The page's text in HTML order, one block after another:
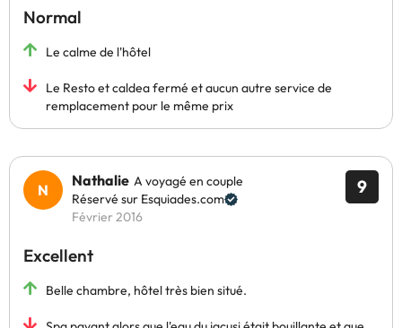
Normal
Le calme de l'hôtel
Le Resto et caldea fermé et aucun autre service de
remplacement pour le même prix
9
Nathalie A voyagé en couple
Réservé sur Esquiades.com
Février 2016
Excellent
Belle chambre, hôtel très bien situé.